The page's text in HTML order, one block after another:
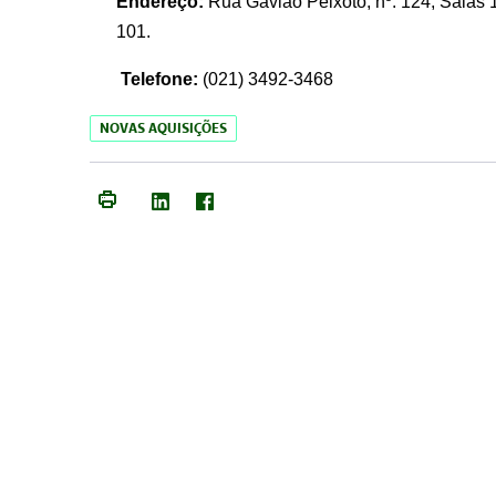
101.
Telefone: (021) 3492-3468
NOVAS AQUISIÇÕES